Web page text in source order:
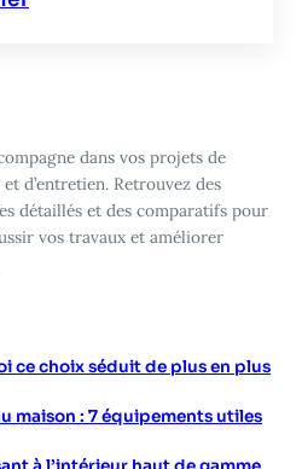
dans vos projets de
d’entretien. Retrouvez des
détaillés et des comparatifs pour
vos travaux et améliorer
ce choix séduit de plus en plus
maison : 7 équipements utiles